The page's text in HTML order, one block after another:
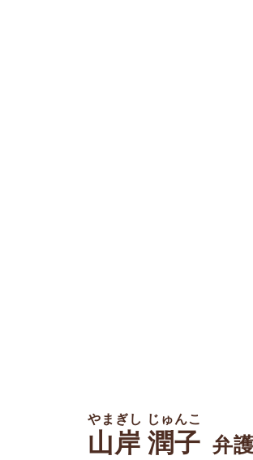
山岸 潤子
やまぎし じゅんこ
弁